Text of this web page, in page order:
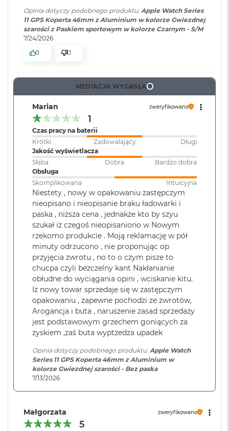
c
i
d
y
s
a
c
B
o
o
k
A
i
r
2
5
G
B
M
a
c
B
o
o
k
A
i
r
5
1
2
G
B
a
B
o
Funkcja Alarmowe SOS wymaga sieci komórkowej lub aktywnej
funkcji Rozmowy przez Wi-Fi i połączenia z internetem za
iPhone’a. Połączenia alarmowe działają w wielu lokalizacjach, na
warunkiem dostępności sieci komórkowej. Niektóre sieci
komórkowe mogą odrzucić połączenie alarmowe z Apple Watch, jeśli
nie jest on aktywowany, kompatybilny lub jego ustawienia
uniemożliwiają pracę w danej sieci komórkowej, a także wtedy, gdy w
ogóle nie jest on skonfigurowany do pracy w sieci komórkowej lub
sieć nie obsługuje połączeń alarmowych przez IMS. Więcej informacji
na stronach support.apple.com/108374 i apple.com/watch/cellular.
Opinia dotyczy podobnego produktu: Apple Watch Series
11 GPS Koperta 46mm z Aluminium w kolorze Gwiezdnej
szarości z Paskiem sportowym w kolorze Czarnym - S/M
7/24/2026
0
0
MEDIACJA WYGASŁA ?
Marian zweryfikowano
1
Czas pracy na baterii
Krótki
Zadowalający
Długi
Jakość wyświetlacza
Słaba
Dobra
Bardzo dobra
Obsługa
Skomplikowana
Intuicyjna
Niestety , nowy w opakowaniu zastępczym
nieopisano i nieopisanie braku ładowarki i
paska , niższa cena , jednakże kto by szyu
szukał iż czegoś nieopisaniono w Nowym
rzekomo produkcie . Moją reklamację w pół
minuty odrzucono , nie proponując op
przyjęcia zwrotu , no to o czym pisze to
chucpa czyli bezczelny kant Nakłanianie
obłudne do wyciągania opini , wciskanie kitu.
Iż nowy towar sprzedaje się w zastępczym
opakowaniu , zapewne pochodzi ze zwrotów,
Arogancja i buta , naruszenie zasad sprzedaży
jest podstawowym grzechem goniących za
zyskiem ,zaś buta wyptzedza upadek
Opinia dotyczy podobnego produktu: Apple Watch
Series 11 GPS Koperta 46mm z Aluminium w
kolorze Gwiezdnej szarości - Bez paska
7/13/2026
Małgorzata zweryfikowano
5